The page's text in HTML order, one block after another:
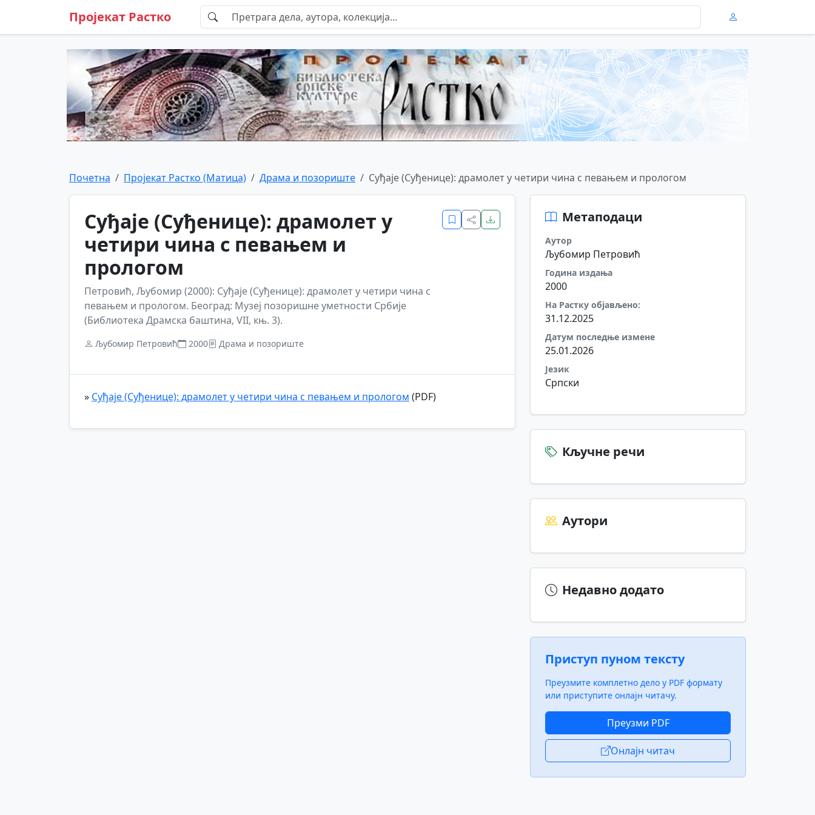
Пројекат Растко
Почетна Пројекат Растко (Матица) Драма и позориште Суђаје (Суђенице): драмолет у четири чина с певањем и прологом
Суђаје (Суђенице): драмолет у
четири чина с певањем и
прологом
Петровић, Љубомир (2000): Суђаје (Суђенице): драмолет у четири чина с
певањем и прологом. Београд: Музеј позоришне уметности Србије
(Библиотека Драмска баштина, VII, књ. 3).
Љубомир Петровић 2000 Драма и позориште
» Суђаје (Суђенице): драмолет у четири чина с певањем и прологом (PDF)
Метаподаци
Аутор
Љубомир Петровић
Година издања
2000
На Растку објављено:
31.12.2025
Датум последње измене
25.01.2026
Језик
Српски
Кључне речи
Аутори
Недавно додато
Приступ пуном тексту
Преузмите комплетно дело у PDF формату
или приступите онлајн читачу.
Преузми PDF
Онлајн читач